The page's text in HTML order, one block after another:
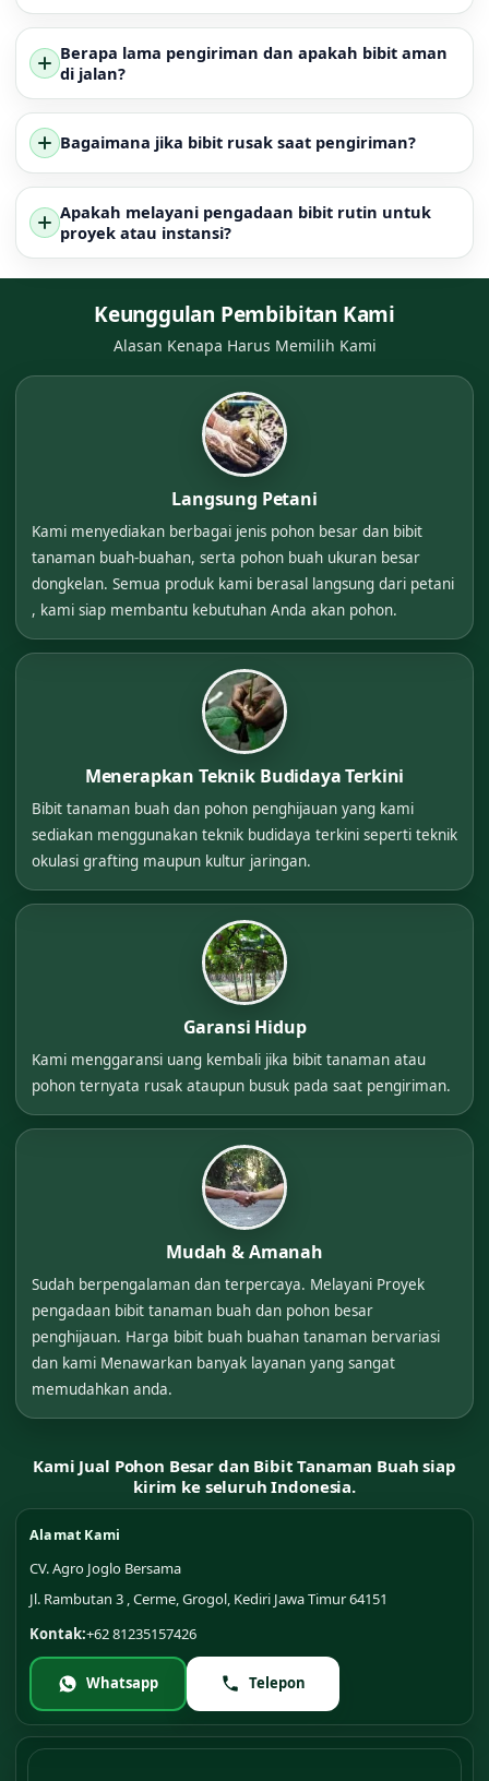
Berapa lama pengiriman dan apakah bibit aman
di jalan?
Bagaimana jika bibit rusak saat pengiriman?
Apakah melayani pengadaan bibit rutin untuk
proyek atau instansi?
Keunggulan Pembibitan Kami
Alasan Kenapa Harus Memilih Kami
Langsung Petani
Kami menyediakan berbagai jenis pohon besar dan bibit
tanaman buah-buahan, serta pohon buah ukuran besar
dongkelan. Semua produk kami berasal langsung dari petani
, kami siap membantu kebutuhan Anda akan pohon.
Menerapkan Teknik Budidaya Terkini
Bibit tanaman buah dan pohon penghijauan yang kami
sediakan menggunakan teknik budidaya terkini seperti teknik
okulasi grafting maupun kultur jaringan.
Garansi Hidup
Kami menggaransi uang kembali jika bibit tanaman atau
pohon ternyata rusak ataupun busuk pada saat pengiriman.
Mudah & Amanah
Sudah berpengalaman dan terpercaya. Melayani Proyek
pengadaan bibit tanaman buah dan pohon besar
penghijauan. Harga bibit buah buahan tanaman bervariasi
dan kami Menawarkan banyak layanan yang sangat
memudahkan anda.
Kami Jual Pohon Besar dan Bibit Tanaman Buah siap
kirim ke seluruh Indonesia.
Alamat Kami
CV. Agro Joglo Bersama
Jl. Rambutan 3 , Cerme, Grogol, Kediri Jawa Timur 64151
Kontak:+62 81235157426
Whatsapp Telepon